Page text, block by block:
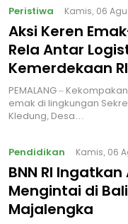
Peristiwa Kamis, 06 Agu
Aksi Keren
Rela Antar
Kemerdekaan
PEMALANG –
emak di lingkungan
Kledung, Desa…
Pendidikan Kamis, 06
BNN RI
Mengintai di
Majalengka